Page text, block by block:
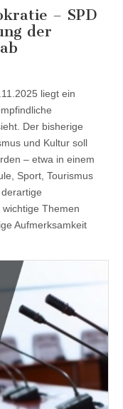
– SPD
der
liegt ein
Der bisherige
und Kultur soll
– etwa in einem
Sport, Tourismus
Themen
Aufmerksamkeit